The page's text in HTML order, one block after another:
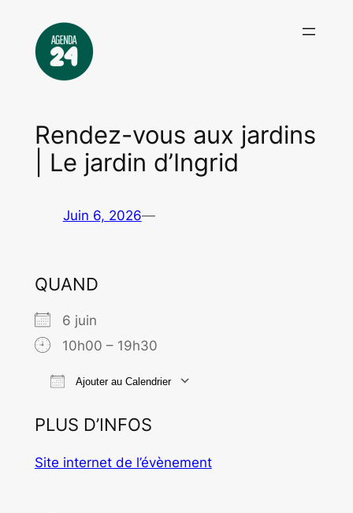
contenu
Rendez-vous aux jardins
| Le jardin d’Ingrid
Juin 6, 2026—
QUAND
6 juin
10h00 – 19h30
Ajouter au Calendrier
PLUS D’INFOS
Site internet de l’évènement